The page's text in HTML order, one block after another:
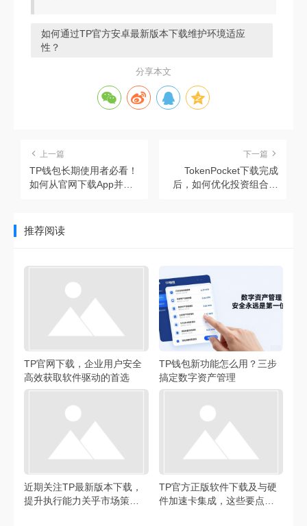
如何通过TP官方安卓最新版本下载维护环境适应
性？
分享本文
上一篇
TP钱包长期使用者必看！
如何从官网下载App并有
下一篇
TokenPocket下载完成
后，如何优化投资组合提
推荐阅读
TP官网下载，企业用户安全
高效获取软件驱动的首选
TP钱包新功能怎么用？三步
搞定数字资产管理
近期关注TP最新版本下载，
提升执行能力关乎市场策略
TP官方正版软件下载及与硬
件加速卡集成，这些要点要